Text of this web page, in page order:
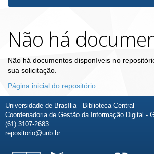
Não há
Não há documentos disponíveis no
sua solicitação.
Página inicial do repositório
Universidade de Brasília - Biblioteca Central
Coordenadoria de Gestão da Informação Digital -
(61) 3107-2683
repositorio@unb.br